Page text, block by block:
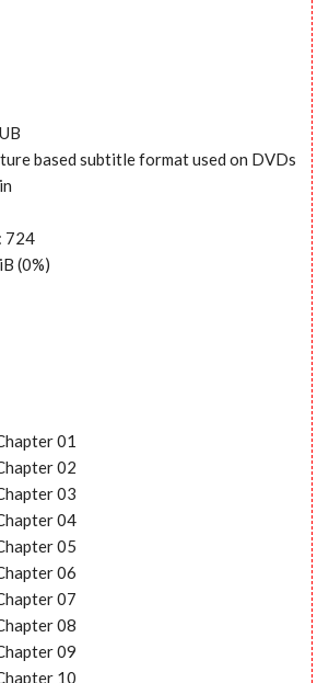
based subtitle format used on DVDs
724
(0%)
01
02
03
04
05
06
07
08
09
10